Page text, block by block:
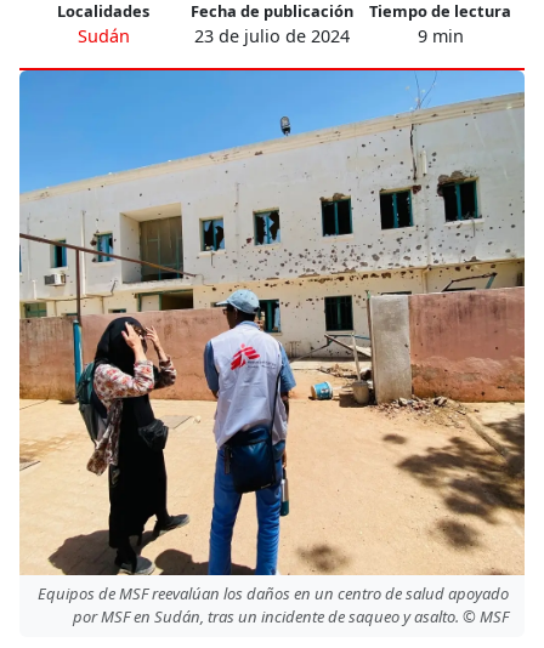
Localidades
Sudán
Fecha de publicación
23 de julio de 2024
Tiempo de lectura
9 min
Equipos de MSF reevalúan los daños en un centro de salud apoyado
por MSF en Sudán, tras un incidente de saqueo y asalto. © MSF